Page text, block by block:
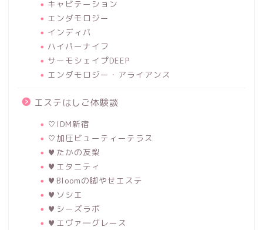
キャビテーション
エンダモロジー
インディバ
ハイパーナイフ
サーモシェイプDEEP
エンダモロジー・アライアンス
エステはしご体験談
♡IDM新宿
♡加圧ビューティーテラス
♥たかの友梨
♥エタニティ
♥Bloomの脚やせエステ
♥ソシエ
♥シーズラボ
♥エヴァ―グレース